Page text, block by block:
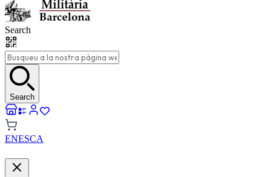
Search
Search
ENESCA